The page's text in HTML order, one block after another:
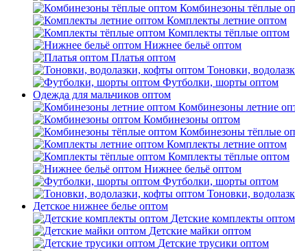
Комбинезоны тёплые
Комплекты летние оптом
Комплекты тёплые оптом
Нижнее бельё оптом
Платья оптом
Тоновки,
Футболки, шорты оптом
Одежда для мальчиков оптом
Комбинезоны летние
Комбинезоны оптом
Комбинезоны тёплые
Комплекты летние оптом
Комплекты тёплые оптом
Нижнее бельё оптом
Футболки, шорты оптом
Тоновки,
Детское нижнее белье оптом
Детские комплекты оптом
Детские майки оптом
Детские трусики оптом